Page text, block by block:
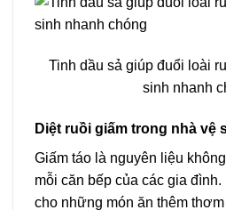
Tinh dầu sả giúp đuổi loài
sinh nhanh
Diệt ruồi giấm trong nhà vệ
Giấm táo là nguyên liệu
mỗi căn bếp của các gia
cho những món ăn thêm